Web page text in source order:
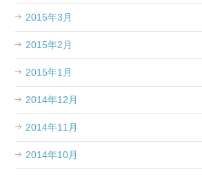
2015年3月
2015年2月
2015年1月
2014年12月
2014年11月
2014年10月